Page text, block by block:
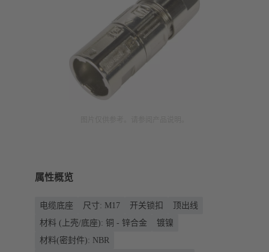
属性概览
电缆底座 尺寸: M17 开关锁扣
顶出线
材料 (上壳/底座): 铜 - 锌合金
镀镍
材料(密封件): NBR